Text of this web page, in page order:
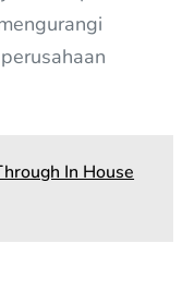
In House